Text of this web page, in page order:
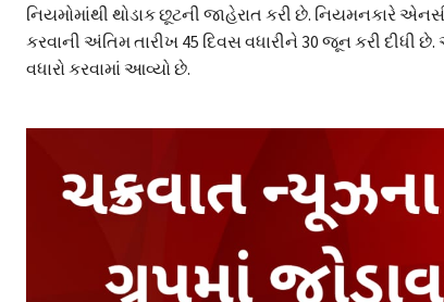
નિયમોમાંથી થોડાક છૂટની જાહેરાત કરી છે. નિયમનકારે
કરવાની અંતિમ તારીખ 45 દિવસ વધારીને 30 જૂન કરી દીધી
વધારો કરવામાં આવ્યો છે.